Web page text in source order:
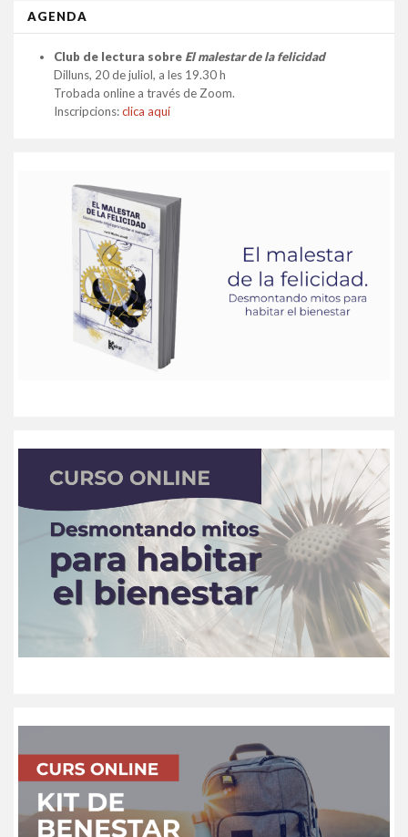
AGENDA
Club de lectura sobre El malestar de la felicidad
Dilluns, 20 de juliol, a les 19.30 h
Trobada online a través de Zoom.
Inscripcions:clica aquí